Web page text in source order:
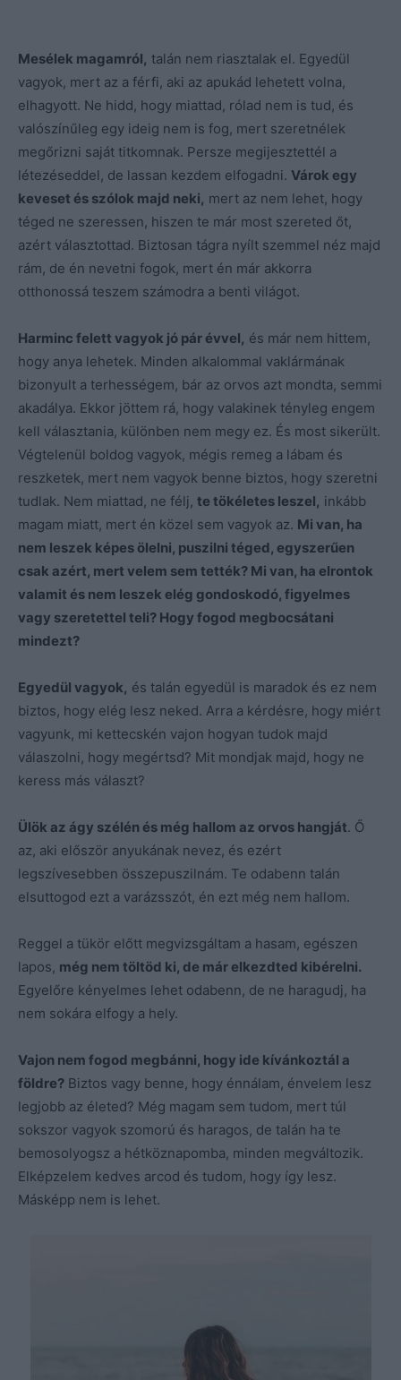
Mesélek magamról, talán nem riasztalak el. Egyedül
vagyok, mert az a férfi, aki az apukád lehetett volna,
elhagyott. Ne hidd, hogy miattad, rólad nem is tud, és
valószínűleg egy ideig nem is fog, mert szeretnélek
megőrizni saját titkomnak. Persze megijesztettél a
létezéseddel, de lassan kezdem elfogadni. Várok egy
keveset és szólok majd neki, mert az nem lehet, hogy
téged ne szeressen, hiszen te már most szereted őt,
azért választottad. Biztosan tágra nyílt szemmel néz majd
rám, de én nevetni fogok, mert én már akkorra
otthonossá teszem számodra a benti világot.
Harminc felett vagyok jó pár évvel, és már nem hittem,
hogy anya lehetek. Minden alkalommal vaklármának
bizonyult a terhességem, bár az orvos azt mondta, semmi
akadálya. Ekkor jöttem rá, hogy valakinek tényleg engem
kell választania, különben nem megy ez. És most sikerült.
Végtelenül boldog vagyok, mégis remeg a lábam és
reszketek, mert nem vagyok benne biztos, hogy szeretni
tudlak. Nem miattad, ne félj, te tökéletes leszel, inkább
magam miatt, mert én közel sem vagyok az. Mi van, ha
nem leszek képes ölelni, puszilni téged, egyszerűen
csak azért, mert velem sem tették? Mi van, ha elrontok
valamit és nem leszek elég gondoskodó, figyelmes
vagy szeretettel teli? Hogy fogod megbocsátani
mindezt?
Egyedül vagyok, és talán egyedül is maradok és ez nem
biztos, hogy elég lesz neked. Arra a kérdésre, hogy miért
vagyunk, mi kettecskén vajon hogyan tudok majd
válaszolni, hogy megértsd? Mit mondjak majd, hogy ne
keress más választ?
Ülök az ágy szélén és még hallom az orvos hangját. Ő
az, aki először anyukának nevez, és ezért
legszívesebben összepuszilnám. Te odabenn talán
elsuttogod ezt a varázsszót, én ezt még nem hallom.
Reggel a tükör előtt megvizsgáltam a hasam, egészen
lapos, még nem töltöd ki, de már elkezdted kibérelni.
Egyelőre kényelmes lehet odabenn, de ne haragudj, ha
nem sokára elfogy a hely.
Vajon nem fogod megbánni, hogy ide kívánkoztál a
földre? Biztos vagy benne, hogy énnálam, énvelem lesz
legjobb az életed? Még magam sem tudom, mert túl
sokszor vagyok szomorú és haragos, de talán ha te
bemosolyogsz a hétköznapomba, minden megváltozik.
Elképzelem kedves arcod és tudom, hogy így lesz.
Másképp nem is lehet.